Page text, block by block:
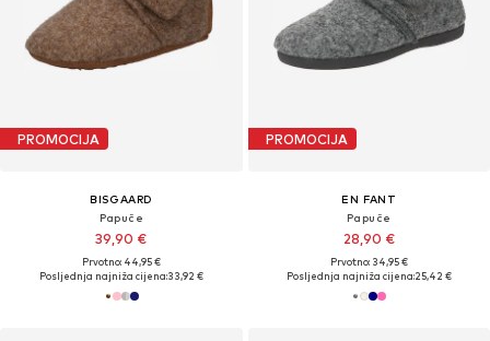
PROMOCIJA
BISGAARD
Papuče
39,90 €
Prvotno: 44,95 €
Posljednja najniža cijena:33,92 €
PROMOCIJA
EN FANT
Papuče
28,90 €
Prvotno: 34,95 €
Posljednja najniža cijena:25,42 €